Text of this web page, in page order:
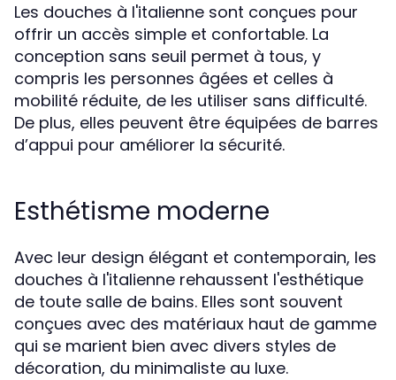
Les douches à l'italienne sont conçues pour
offrir un accès simple et confortable. La
conception sans seuil permet à tous, y
compris les personnes âgées et celles à
mobilité réduite, de les utiliser sans difficulté.
De plus, elles peuvent être équipées de barres
d’appui pour améliorer la sécurité.
Esthétisme moderne
Avec leur design élégant et contemporain, les
douches à l'italienne rehaussent l'esthétique
de toute salle de bains. Elles sont souvent
conçues avec des matériaux haut de gamme
qui se marient bien avec divers styles de
décoration, du minimaliste au luxe.